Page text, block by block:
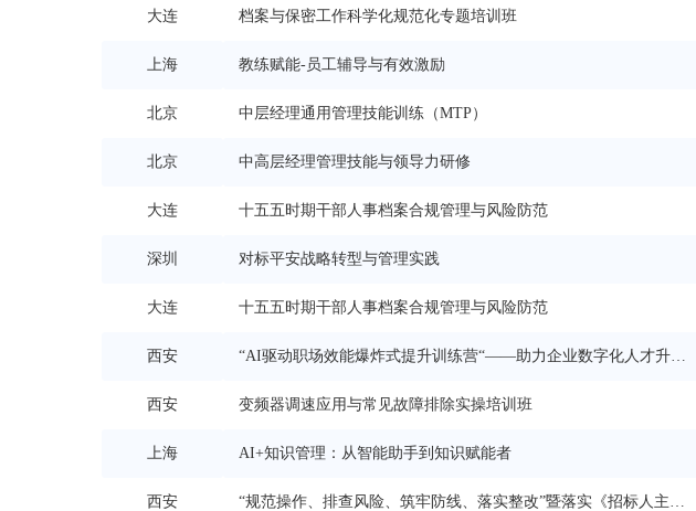
暨国企经营合规管理、合
大连 档案与保密工作科学化规范化专题培训班
上海 教练赋能-员工辅导与有效激励
北京 中层经理通用管理技能训练（MTP）
北京 中高层经理管理技能与领导力研修
大连 十五五时期干部人事档案合规管理与风险防范
深圳 对标平安战略转型与管理实践
大连 十五五时期干部人事档案合规管理与风险防范
西安 “AI驱动职场效能爆炸式提升训练营“——助力企业数字化人才升级
暨IITC工信人才
西安 变频器调速应用与常见故障排除实操培训班
上海 AI+知识管理：从智能助手到知识赋能者
西安 “规范操作、排查风险、筑牢防线、落实整改”暨落实《招标人主体